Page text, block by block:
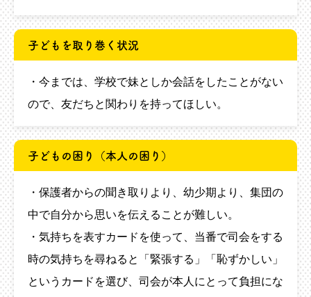
子どもを取り巻く状況
・今までは、学校で妹としか会話をしたことがない
ので、友だちと関わりを持ってほしい。
子どもの困り（本人の困り）
・保護者からの聞き取りより、幼少期より、集団の
中で自分から思いを伝えることが難しい。
・気持ちを表すカードを使って、当番で司会をする
時の気持ちを尋ねると「緊張する」「恥ずかしい」
というカードを選び、司会が本人にとって負担にな